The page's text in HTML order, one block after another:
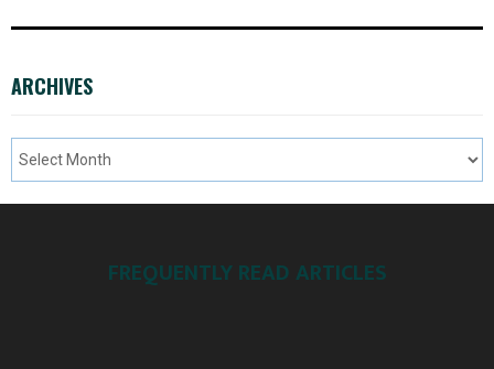
ARCHIVES
FREQUENTLY READ ARTICLES